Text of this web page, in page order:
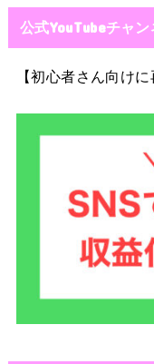
公式YouTubeチャ
【初心者さん向け